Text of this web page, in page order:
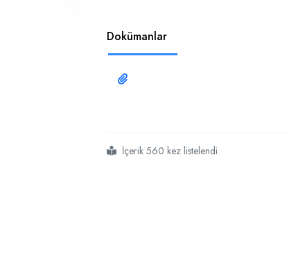
Dokümanlar
#gerhardt
#n realyzer
İçerik 560 kez listelendi